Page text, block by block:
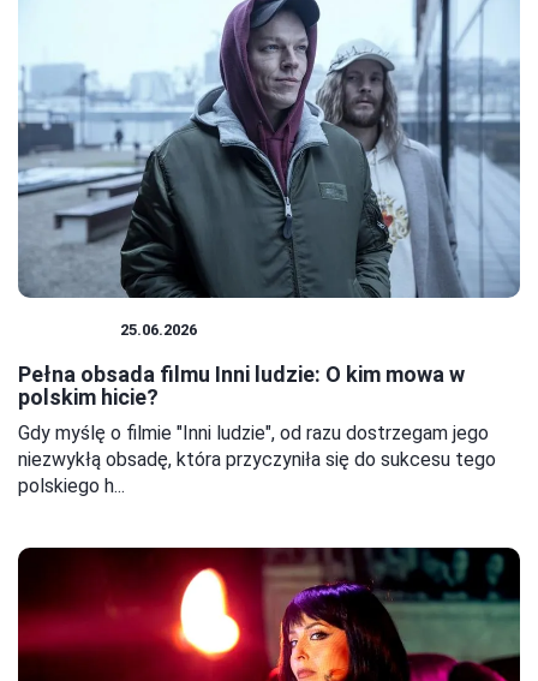
25.06.2026
Pełna obsada filmu Inni ludzie: O kim mowa w
polskim hicie?
Gdy myślę o filmie "Inni ludzie", od razu dostrzegam jego
niezwykłą obsadę, która przyczyniła się do sukcesu tego
polskiego h...